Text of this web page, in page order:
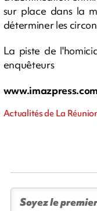
sur place dans la
déterminer les
La piste de
enquêteurs
Actualités de La